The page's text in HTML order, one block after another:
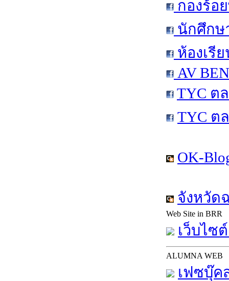
กองร้อ
นักศึกษ
ห้องเรี
AV
TYC ต
TYC ต
OK-
จังหวัด
Web Site in BRR
เว็บไซ
ALUMNA WEB
เฟซบุ๊ค